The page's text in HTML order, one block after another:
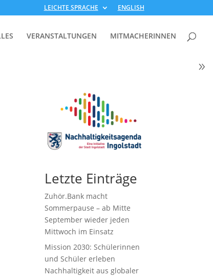
LEICHTE SPRACHE ENGLISH
VERANSTALTUNGEN MITMACHERINNEN
Letzte Einträge
Zuhör.Bank macht
Sommerpause – ab Mitte
September wieder jeden
Mittwoch im Einsatz
Mission 2030: Schülerinnen
und Schüler erleben
Nachhaltigkeit aus globaler